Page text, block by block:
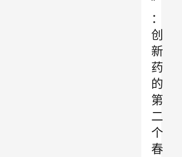
：
创
新
药
的
第
二
个
春